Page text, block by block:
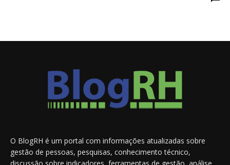
O BlogRH é um portal com informações atualizadas sobre
gestão de pessoas, pesquisas, conhecimento técnico,